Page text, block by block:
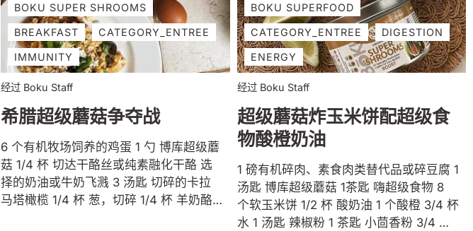
蒜，煮几分钟，直至变软。转移到一个小
碗中并放在一边。 将蘑菇切片并将锅加热
至中高。将蘑菇放入锅中，煮约 15 分
钟，直至大部分液体减少。经常搅拌。 将
意大利面煮至有嚼劲。预留一杯意大利面
水，以防您需要松开阿尔弗雷多酱。 当蘑
菇盘中的液体大部分减少时，用白葡萄酒
去釉。加入青葱、大蒜、盐和胡椒。再煮
几分钟，品尝并根据需要调整调味料。 意
大利面煮好后，将蘑菇放入锅中，涂上阿
尔弗雷多酱。如果您需要松开酱汁，请加
入一些保留的热意大利面水。顶部还有更
多 鲜味 和切碎的纯素帕尔马干酪。享
BOKU SUPER SHROOMS
BREAKFAST CATEGORY_ENTREE
IMMUNITY
经过 Boku Staff
希腊超级蘑菇争夺战
6 个有机牧场饲养的鸡蛋 1 勺 博库超级蘑
菇 1/4 杯 切达干酪丝或纯素融化干酪 选
择的奶油或牛奶飞溅 3 汤匙 切碎的卡拉
马塔橄榄 1/4 杯 葱，切碎 1/4 杯 羊奶酪
BOKU SUPERFOOD
CATEGORY_ENTREE DIGESTION
ENERGY
经过 Boku Staff
超级蘑菇炸玉米饼配超级食
物酸橙奶油
1 磅有机碎肉、素食肉类替代品或碎豆腐 1
汤匙 博库超级蘑菇 1茶匙 嗨超级食物 8
个软玉米饼 1/2 杯 酸奶油 1 个酸橙 3/4 杯
水 1 汤匙 辣椒粉 1 茶匙 小茴香粉 3/4 茶